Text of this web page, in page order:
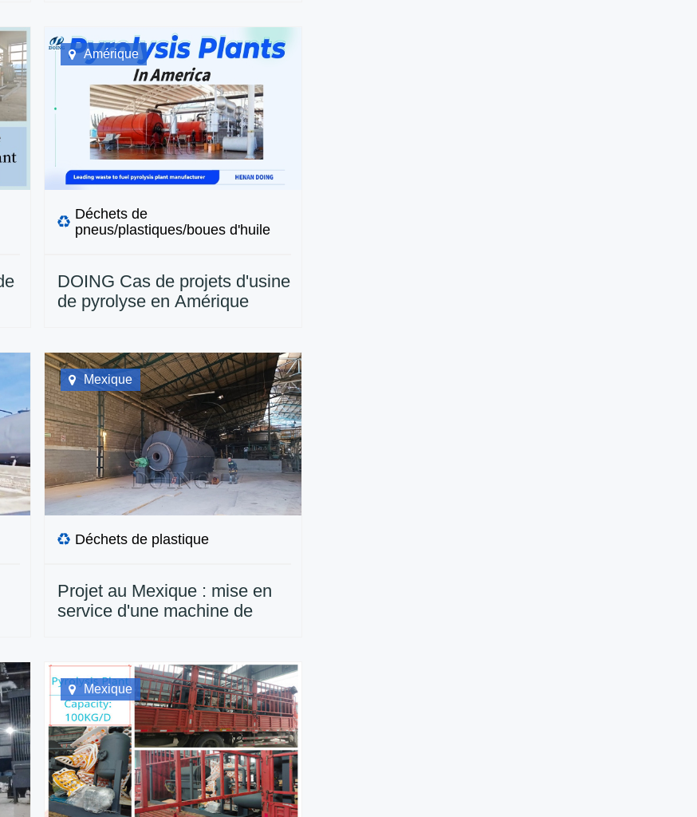
Amérique
Déchets de
pneus/plastiques/boues d'huile
DOING Cas de projets d'usine
de pyrolyse en Amérique
Mexique
Déchets de plastique
Projet au Mexique : mise en
service d'une machine de
distillation d'huiles usées
10TPD
Mexique